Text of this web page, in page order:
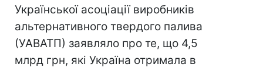
Української асоціації виробників
альтернативного твердого палива
(УАВАТП) заявляло про те, що 4,5
млрд грн, які Україна отримала в